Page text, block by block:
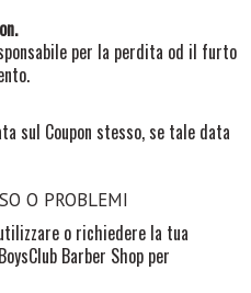
per la perdita od il furto
sul Coupon stesso, se tale data
O PROBLEMI
o richiedere la tua
BoysClub Barber Shop per